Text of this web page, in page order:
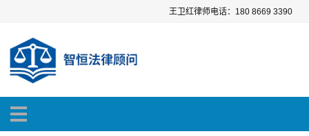
王卫红律师电话：180 8669 3390